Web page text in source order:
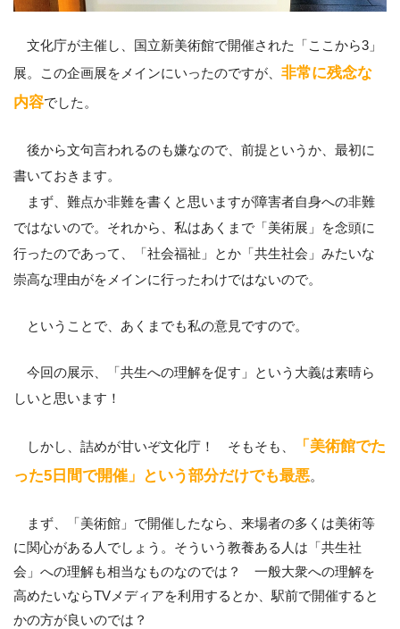
文化庁が主催し、国立新美術館で開催された「ここから3」
展。この企画展をメインにいったのですが、 非常に残念な
内容でした。
後から文句言われるのも嫌なので、前提というか、最初に
書いておきます。
まず、難点か非難を書くと思いますが障害者自身への非難
ではないので。それから、私はあくまで「美術展」を念頭に
行ったのであって、「社会福祉」とか「共生社会」みたいな
崇高な理由がをメインに行ったわけではないので。
ということで、あくまでも私の意見ですので。
今回の展示、「共生への理解を促す」という大義は素晴ら
しいと思います！
しかし、詰めが甘いぞ文化庁！ そもそも、
「美術館でた
った5日間で開催」という部分だけでも最悪。
まず、「美術館」で開催したなら、来場者の多くは美術等
に関心がある人でしょう。そういう教養ある人は「共生社
会」への理解も相当なものなのでは？ 一般大衆への理解を
高めたいならTVメディアを利用するとか、駅前で開催すると
かの方が良いのでは？